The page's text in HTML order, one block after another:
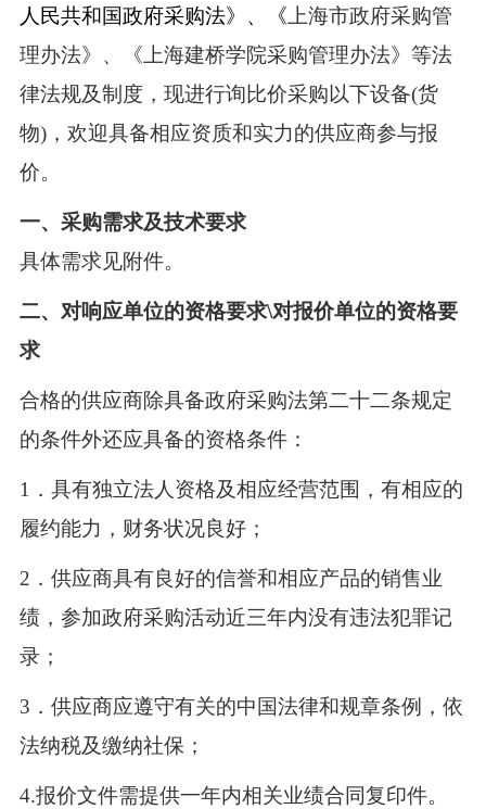
人民共和国政府采购法》、
《上海市政府采购管
理办法》、
《上海建桥学院采购管理办法》等法
律法规及制度 ， 现进行询比价采购以下设备(货
物)，欢迎具备相应资质和实力的供应商参与报
价。
一、 采购需求及技术要求
具体需求见附件。
二、对响应单位的资格要求\对报价单位的资格要
求
合格的供应商除具备政府采购法第二十二条规定
的条件外还应具备的资格条件：
1 ．具有独立法人资格及相应经营范围，有相应的
履约能力，财务状况良好；
2 ．供应商具有良好的信誉和相应产品的销售业
绩，参加政府采购活动近三年内没有违法犯罪记
录；
3 ．供应商应遵守有关的中国法律和规章条例，依
法纳税及缴纳社保；
4.报价文件需提供一年内相关业绩合同复印件。